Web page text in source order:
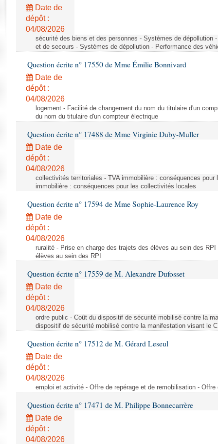
Rapports législatifs
Rapports sur l'application des lois
Baromètre de l’application des lois
Dossiers législatifs
Budget et sécurité sociale
Questions écrites et orales
Comptes rendus des débats
Date de
dépôt :
04/08/2026
sécurité des biens et des personnes - Systèmes de dépollution
et de secours - Systèmes de dépollution - Performance des
Question écrite n° 17550 de Mme Émilie Bonnivard
Date de
dépôt :
04/08/2026
logement - Facilité de changement du nom du titulaire d'un
du nom du titulaire d'un compteur électrique
Question écrite n° 17488 de Mme Virginie Duby-Muller
Date de
dépôt :
04/08/2026
collectivités territoriales - TVA immobilière : conséquences
immobilière : conséquences pour les collectivités locales
Question écrite n° 17594 de Mme Sophie-Laurence Roy
Date de
dépôt :
04/08/2026
ruralité - Prise en charge des trajets des élèves au sein des
élèves au sein des RPI
Question écrite n° 17559 de M. Alexandre Dufosset
Date de
dépôt :
04/08/2026
ordre public - Coût du dispositif de sécurité mobilisé contre la
dispositif de sécurité mobilisé contre la manifestation visant le
Question écrite n° 17512 de M. Gérard Leseul
Date de
dépôt :
04/08/2026
emploi et activité - Offre de repérage et de remobilisation -
Question écrite n° 17471 de M. Philippe Bonnecarrère
Date de
dépôt :
04/08/2026